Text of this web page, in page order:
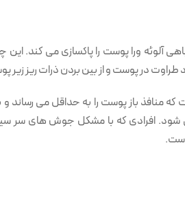
آلوئه ورا پوست را پاکسازی می کند.
طراوت در پوست و از بین بردن ذرات ریز
که منافذ باز پوست را به حداقل می
که با مشکل جوش های سر سیاه
است.